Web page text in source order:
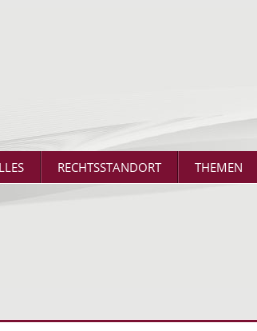
RECHTSSTANDORT THEMEN